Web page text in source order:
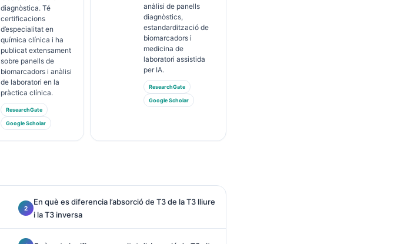
diagnòstica. Té
certificacions
d’especialitat en
química clínica i ha
publicat extensament
sobre panells de
biomarcadors i anàlisi
de laboratori en la
pràctica clínica.
ResearchGate
Google Scholar
anàlisi de panells
diagnòstics,
estandardització de
biomarcadors i
medicina de
laboratori assistida
per IA.
ResearchGate
Google Scholar
En què es diferencia l’absorció de T3 de la T3 lliure
i la T3 inversa